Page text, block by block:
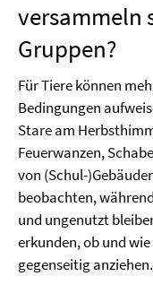
versammeln
Gruppen?
Für Tiere können
Bedingungen
Stare am
Feuerwanzen,
von (Schul-
beobachten,
und ungenutzt
erkunden, ob und
gegenseitig anziehen.